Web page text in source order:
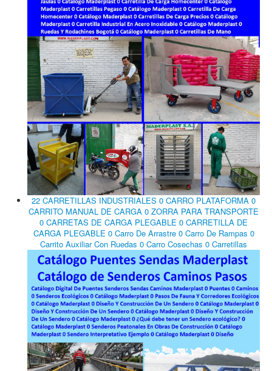
22 CARRETILLAS INDUSTRIALES 0 CARRO PLATAFORMA 0
CARRITO MANUAL DE CARGA 0 ZORRA PARA TRANSPORTE
0 CARRETAS DE CARGA PLEGABLE 0 CARRETILLA DE
CARGA PLEGABLE 0 Carro De Arrastre 0 Carro De Rampas 0
Carrito Auxiliar Con Ruedas 0 Carro Cosechas 0 Carretillas